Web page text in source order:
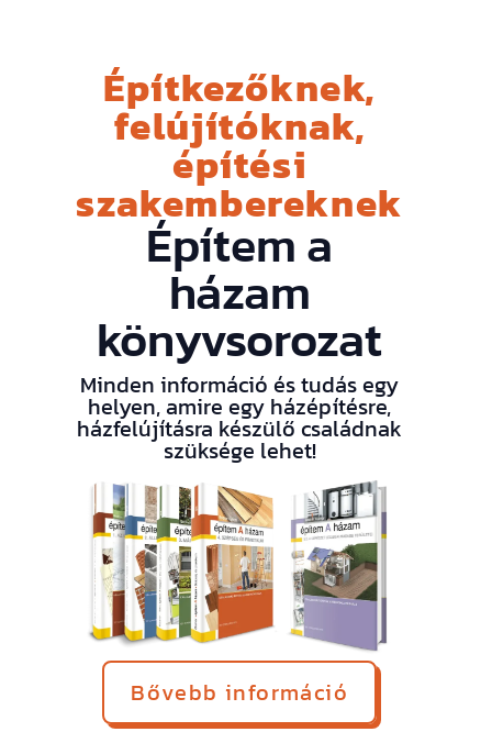
Építkezőknek,
felújítóknak,
építési
szakembereknek
Építem a
házam
könyvsorozat
Minden információ és tudás egy
helyen, amire egy házépítésre,
házfelújításra készülő családnak
szüksége lehet!
Bővebb információ